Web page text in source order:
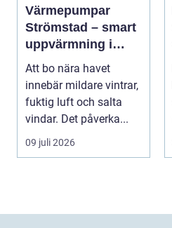
Värmepumpar
Strömstad – smart
uppvärmning i
kustklimat
Att bo nära havet
innebär mildare vintrar,
fuktig luft och salta
vindar. Det påverka...
09 juli 2026